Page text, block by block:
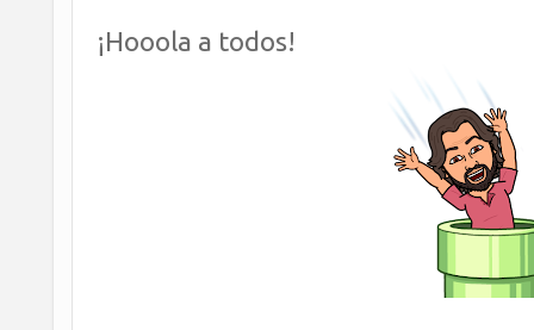
¡Hooola a todos!